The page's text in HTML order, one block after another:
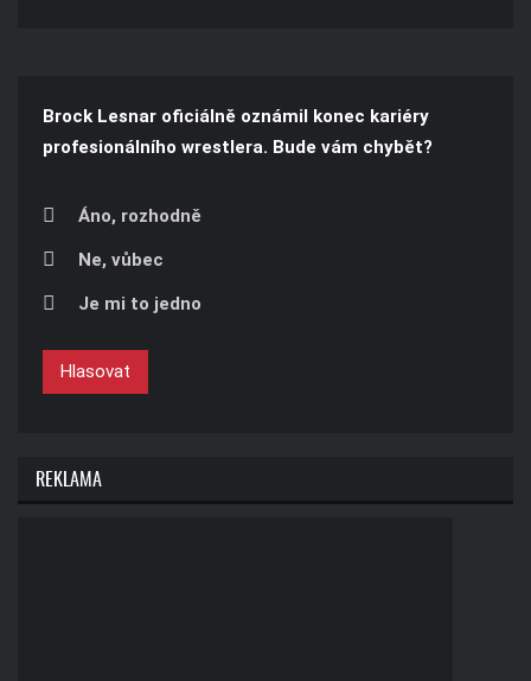
Brock Lesnar oficiálně oznámil konec kariéry
profesionálního wrestlera. Bude vám chybět?
Áno, rozhodně
Ne, vůbec
Je mi to jedno
Hlasovat
REKLAMA